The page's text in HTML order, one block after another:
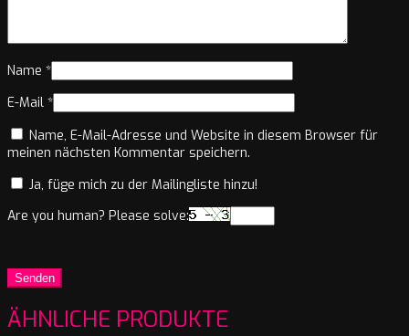
Name *
E-Mail *
Name, E-Mail-Adresse und Website in diesem Browser für
meinen nächsten Kommentar speichern.
Ja, füge mich zu der Mailingliste hinzu!
Are you human? Please solve:
ÄHNLICHE PRODUKTE